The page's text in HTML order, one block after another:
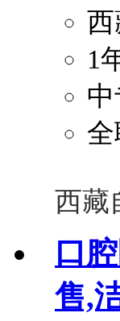
西
1
全
西藏
口
售,